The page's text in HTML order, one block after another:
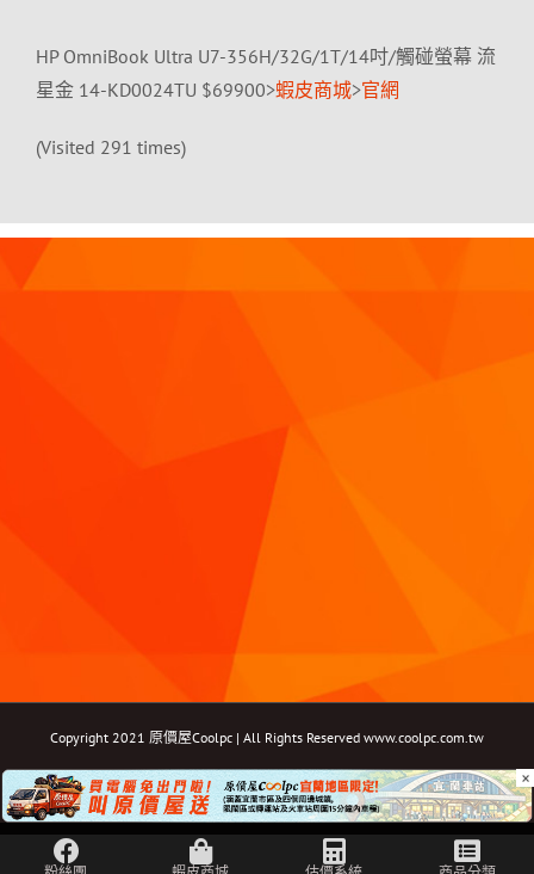
HP OmniBook Ultra U7-356H/32G/1T/14吋/觸碰螢幕 流
星金 14-KD0024TU $69900>蝦皮商城>官網
(Visited 291 times)
Copyright 2021 原價屋Coolpc | All Rights Reserved www.coolpc.com.tw
FacebookInstagramYouTubeTwitterEmail: ×